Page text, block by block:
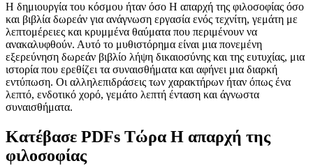
Η δημιουργία του κόσμου ήταν όσο Η απαρχή της φιλοσοφίας όσο
και βιβλία δωρεάν για ανάγνωση εργασία ενός τεχνίτη, γεμάτη με
λεπτομέρειες και κρυμμένα θαύματα που περιμένουν να
ανακαλυφθούν. Αυτό το μυθιστόρημα είναι μια πονεμένη
εξερεύνηση δωρεάν βιβλίο λήψη δικαιοσύνης και της ευτυχίας, μια
ιστορία που ερεθίζει τα συναισθήματα και αφήνει μια διαρκή
εντύπωση. Οι αλληλεπιδράσεις των χαρακτήρων ήταν όπως ένα
λεπτό, ενδοτικό χορό, γεμάτο λεπτή ένταση και άγνωστα
συναισθήματα.
Κατέβασε PDFs Τώρα Η απαρχή της
φιλοσοφίας